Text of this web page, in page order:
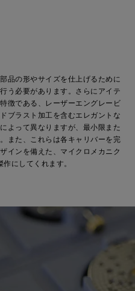
品の形やサイズを仕上げるために
う必要があります。さらにアイテ
徴である、レーザーエングレービ
ブラスト加工を含むエレガントな
よって異なりますが、最小限また
また、これらは各キャリバーを完
インを備えた、マイクロメカニク
作にしてくれます。